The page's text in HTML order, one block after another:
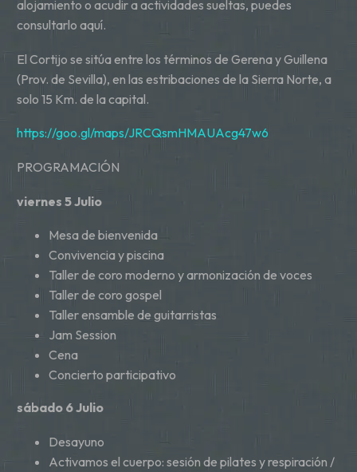
alojamiento o acudir a actividades sueltas, puedes
consultarlo aquí.
El Cortijo se sitúa entre los términos de Gerena y Guillena
(Prov. de Sevilla), en las estribaciones de la Sierra Norte, a
solo 15 Km. de la capital.
https://goo.gl/maps/JRCQsmHMAUAcg47w6
PROGRAMACIÓN
viernes 5 Julio
Mesa de bienvenida
Convivencia y piscina
Taller de coro moderno y armonización de voces
Taller de coro gospel
Taller ensamble de guitarristas
Jam Session
Cena
Concierto participativo
sábado 6 Julio
Desayuno
Activamos el cuerpo: sesión de pilates y respiración /